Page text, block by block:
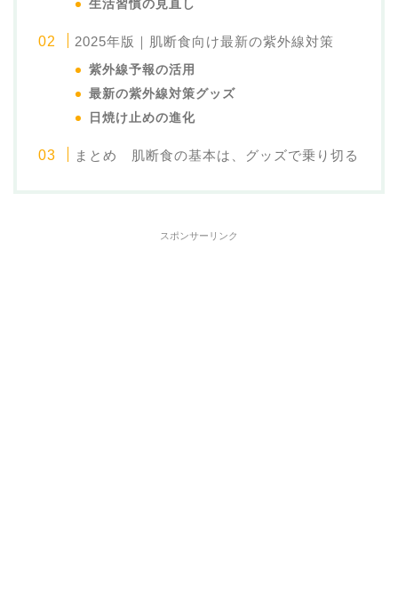
生活習慣の見直し
2025年版｜肌断食向け最新の紫外線対策
紫外線予報の活用
最新の紫外線対策グッズ
日焼け止めの進化
まとめ 肌断食の基本は、グッズで乗り切る
スポンサーリンク